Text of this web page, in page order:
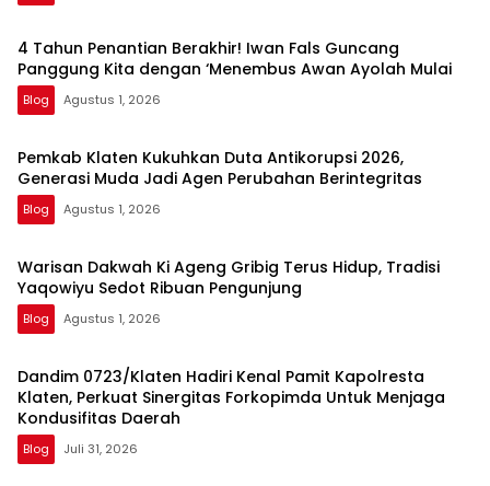
4 Tahun Penantian Berakhir! Iwan Fals Guncang
Panggung Kita dengan ‘Menembus Awan Ayolah Mulai
Blog Agustus 1, 2026
Pemkab Klaten Kukuhkan Duta Antikorupsi 2026,
Generasi Muda Jadi Agen Perubahan Berintegritas
Blog Agustus 1, 2026
Warisan Dakwah Ki Ageng Gribig Terus Hidup, Tradisi
Yaqowiyu Sedot Ribuan Pengunjung
Blog Agustus 1, 2026
Dandim 0723/Klaten Hadiri Kenal Pamit Kapolresta
Klaten, Perkuat Sinergitas Forkopimda Untuk Menjaga
Kondusifitas Daerah
Blog Juli 31, 2026